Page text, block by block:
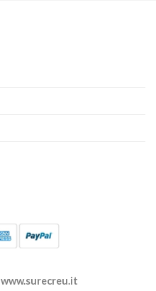
www.surecreu.it